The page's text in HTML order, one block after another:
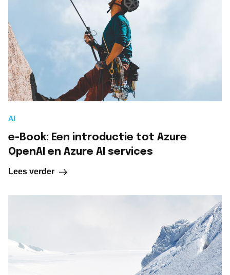
AI
e-Book: Een introductie tot Azure
OpenAI en Azure AI services
Lees verder